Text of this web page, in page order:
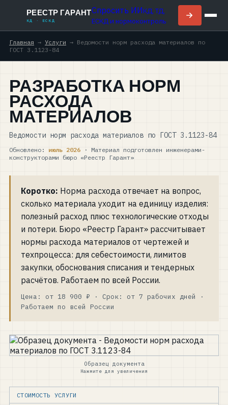
РЕЕСТР ГАРАНТ
КД · ЕСКД
Спросить ИИКД, ТД,
ЕСКД и нормоконтроль
Блог
О компании
Контакты
Спросить ИИ
РАЗЛОЖИМ ЗАДАЧУ ПО КОМПЛЕКТУ КД И ТД
+7 920-898-17-18
Подать заявку
Главная → Услуги → Ведомости норм расхода материалов по
ГОСТ 3.1123-84
РАЗРАБОТКА НОРМ
РАСХОДА
МАТЕРИАЛОВ
Ведомости норм расхода материалов по ГОСТ 3.1123-84
Обновлено: июль 2026 · Материал подготовлен инженерами-
конструкторами бюро «Реестр Гарант»
Коротко: Норма расхода отвечает на вопрос,
сколько материала уходит на единицу изделия:
полезный расход плюс технологические отходы
и потери. Бюро «Реестр Гарант» рассчитывает
нормы расхода материалов от чертежей и
техпроцесса: для себестоимости, лимитов
закупки, обоснования списания и тендерных
расчётов. Работаем по всей России.
Цена: от 18 900 ₽ · Срок: от 7 рабочих дней ·
Работаем по всей России
Образец документа
Нажмите для увеличения
СТОИМОСТЬ УСЛУГИ